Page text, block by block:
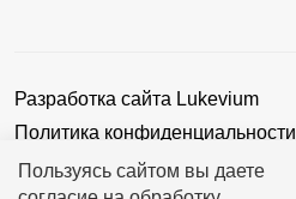
Пользуясь сайтом вы даете
Разработка сайта Lukevium
Политика конфиденциальности
Пользовательское соглашение